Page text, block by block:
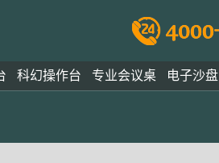
科幻操作台 专业会议桌 电子沙盘